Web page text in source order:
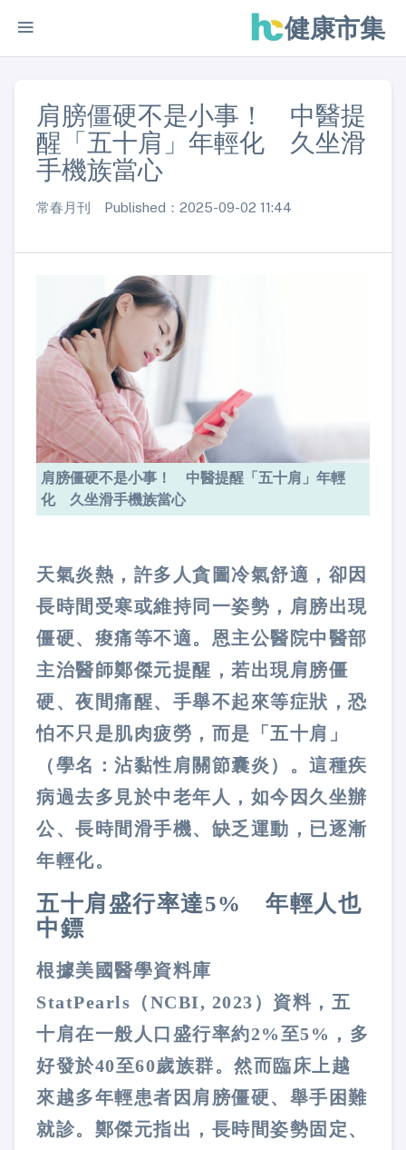
健康市集
肩膀僵硬不是小事！ 中醫提
醒「五十肩」年輕化 久坐滑
手機族當心
常春月刊 Published：2025-09-02 11:44
肩膀僵硬不是小事！ 中醫提醒「五十肩」年輕
化 久坐滑手機族當心
天氣炎熱，許多人貪圖冷氣舒適，卻因
長時間受寒或維持同一姿勢，肩膀出現
僵硬、痠痛等不適。恩主公醫院中醫部
主治醫師鄭傑元提醒，若出現肩膀僵
硬、夜間痛醒、手舉不起來等症狀，恐
怕不只是肌肉疲勞，而是「五十肩」
（學名：沾黏性肩關節囊炎）。這種疾
病過去多見於中老年人，如今因久坐辦
公、長時間滑手機、缺乏運動，已逐漸
年輕化。
五十肩盛行率達5%
年輕人也
中鏢
根據美國醫學資料庫
StatPearls （NCBI, 2023 ）資料，五
十肩在一般人口盛行率約2%至5% ，多
好發於40至60歲族群。然而臨床上越
來越多年輕患者因肩膀僵硬、舉手困難
就診。鄭傑元指出，長時間姿勢固定、